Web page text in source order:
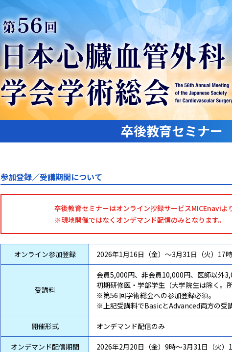
卒後教育セミナー
参加登録／受講期間について
卒後教育セミナーはオンライン抄録サービスMICEnaviよ
※現地開催ではなくオンデマンド配信のみとなります。
オンライン参加登録 2026年1月16日（金）～3月31日（火）17
受講料
会員5,000円、非会員10,000円、医師以外
初期研修医・学部学生（大学院生は除く。
※第56 回学術総会への参加登録必須。
※上記受講料でBasicとAdvanced両方の受
開催形式 オンデマンド配信のみ
オンデマンド配信期間 2026年2月20日（金）9時～3月31日（火）